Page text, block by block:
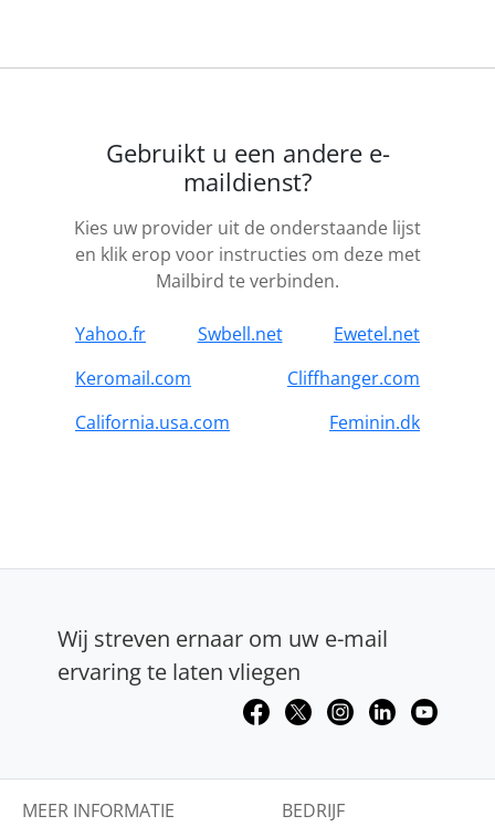
Gebruikt u een andere e-
maildienst?
Kies uw provider uit de onderstaande lijst
en klik erop voor instructies om deze met
Mailbird te verbinden.
Yahoo.fr Swbell.net
Ewetel.net
Keromail.com
Cliffhanger.com
California.usa.com
Feminin.dk
Wij streven ernaar om uw e-mail
ervaring te laten vliegen
MEER INFORMATIE BEDRIJF